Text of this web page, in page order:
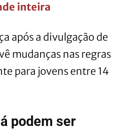
inteira
após a divulgação de
mudanças nas regras
para jovens entre 14
podem ser